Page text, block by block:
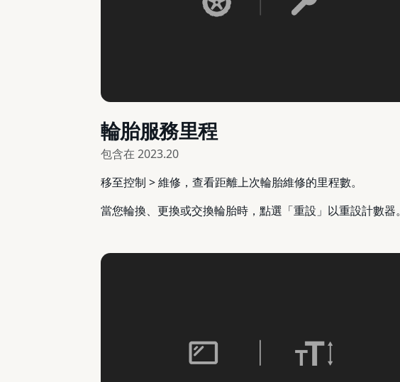
輪胎服務里程
包含在 2023.20
移至控制 > 維修，查看距離上次輪胎維修的里程數。
當您輪換、更換或交換輪胎時，點選「重設」以重設計數器。